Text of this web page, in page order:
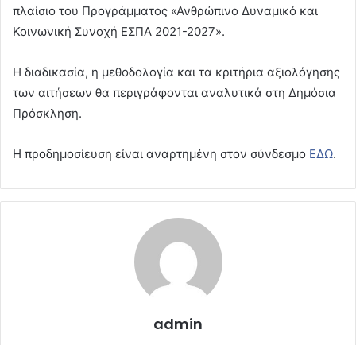
πλαίσιο του Προγράμματος «Ανθρώπινο Δυναμικό και
Κοινωνική Συνοχή ΕΣΠΑ 2021-2027».
Η διαδικασία, η μεθοδολογία και τα κριτήρια αξιολόγησης
των αιτήσεων θα περιγράφονται αναλυτικά στη Δημόσια
Πρόσκληση.
Η προδημοσίευση είναι αναρτημένη στον σύνδεσμο ΕΔΩ.
admin